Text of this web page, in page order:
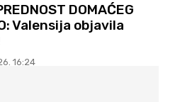
DOMAĆEG
Valensija objavila
16:24